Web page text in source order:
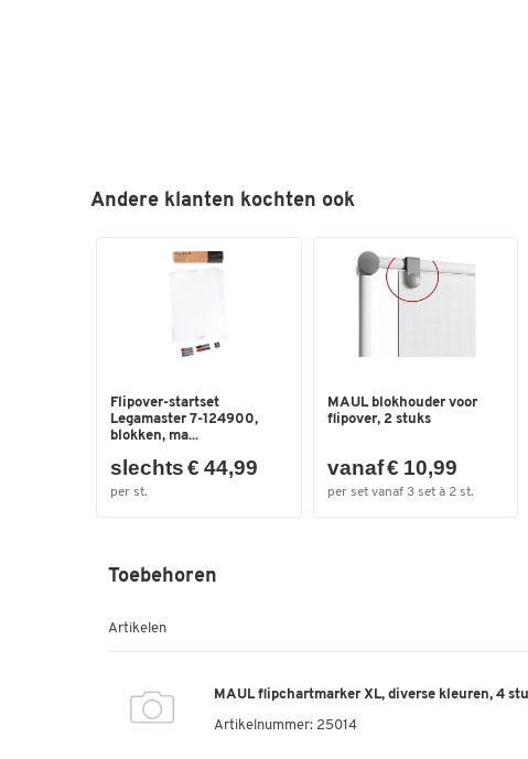
Andere klanten kochten ook
Flipover-startset
Legamaster 7-124900,
blokken, ma...
slechts € 44,99
per st.
MAUL blokhouder voor
flipover, 2 stuks
vanaf € 10,99
per set vanaf 3 set à 2 st.
Toebehoren
Artikelen
MAUL flipchartmarker XL, diverse kleuren, 4
Artikelnummer: 25014